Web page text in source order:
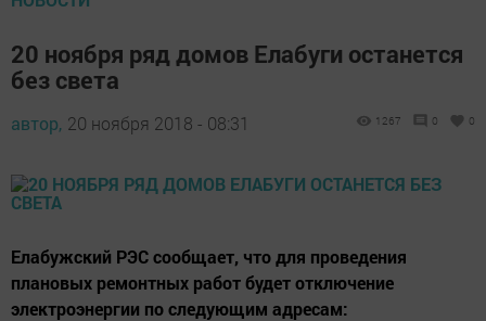
20 ноября ряд домов Елабуги останется
без света
автор, 20 ноября 2018 - 08:31 1267 0 0
Елабужский РЭС сообщает, что для проведения
плановых ремонтных работ будет отключение
электроэнергии по следующим адресам: